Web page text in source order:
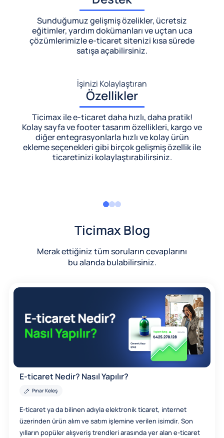
Sunduğumuz gelişmiş özelikler, ücretsiz
eğitimler, yardım dokümanları ve uçtan uca
çözümlerimizlee-ticaret sitenizi kısa sürede
satışa açabilirsiniz.
İşinizi Kolaylaştıran
Özellikler
Ticimax ile e-ticaret daha hızlı, daha pratik!
Kolay sayfa ve footer tasarım özellikleri, kargo ve
diğer entegrasyonlarla hızlı ve kolay ürün
ekleme seçenekleri gibi birçok gelişmiş özellik ile
ticaretinizi kolaylaştırabilirsiniz.
Ticimax Blog
Merak ettiğiniz tüm soruların cevaplarını
bu alanda bulabilirsiniz.
E-ticaret Nedir? Nasıl Yapılır?
Pınar Keleş
E-ticaret ya da bilinen adıyla elektronik ticaret, internet
üzerinden ürün alım ve satım işlemine verilen isimdir. Son
yılların popüler alışveriş trendleri arasında yer alan e-ticaret